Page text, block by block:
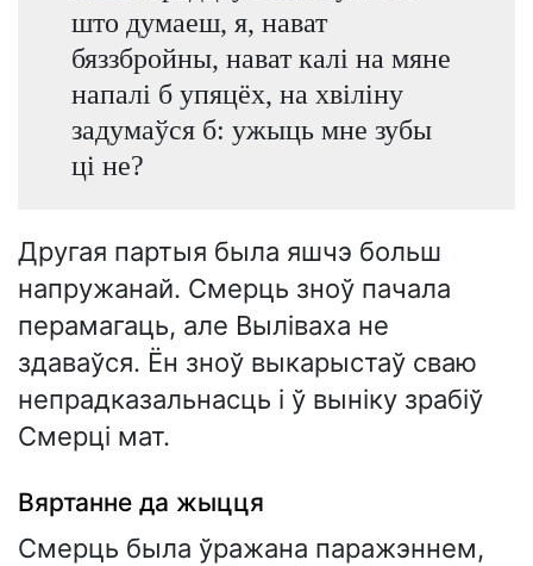
што думаеш, я, нават
бяззбройны, нават калі на мяне
напалі б упяцёх, на хвіліну
задумаўся б: ужыць мне зубы
ці не?
Другая партыя была яшчэ больш
напружанай. Смерць зноў пачала
перамагаць, але Выліваха не
здаваўся. Ён зноў выкарыстаў сваю
непрадказальнасць і ў выніку зрабіў
Смерці мат.
Вяртанне да жыцця
Смерць была ўражана паражэннем,